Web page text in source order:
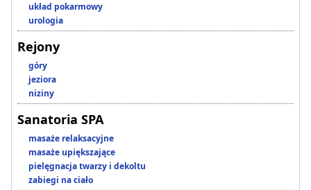
układ pokarmowy
urologia
Rejony
góry
jeziora
niziny
Sanatoria SPA
masaże relaksacyjne
masaże upiększające
pielęgnacja twarzy i dekoltu
zabiegi na ciało